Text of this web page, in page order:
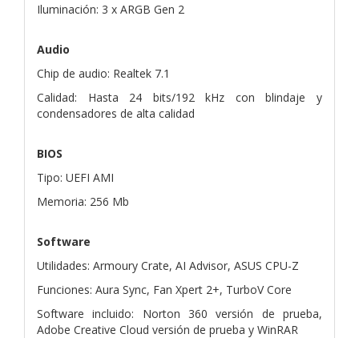
Iluminación: 3 x ARGB Gen 2
Audio
Chip de audio: Realtek 7.1
Calidad: Hasta 24 bits/192 kHz con blindaje y
condensadores de alta calidad
BIOS
Tipo: UEFI AMI
Memoria: 256 Mb
Software
Utilidades: Armoury Crate, AI Advisor, ASUS CPU-Z
Funciones: Aura Sync, Fan Xpert 2+, TurboV Core
Software incluido: Norton 360 versión de prueba,
Adobe Creative Cloud versión de prueba y WinRAR